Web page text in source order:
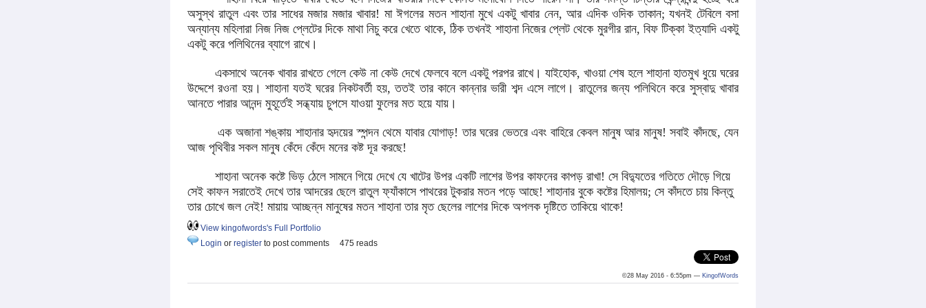
অসুস্থ রাতুল এবং তার সাধের মজার মজার খাবার! মা ঈগলের মতন শাহানা মুখে একটু খাবার নেন, আর এদিক ওদিক তাকান; যখনই টেবিলে বসা
অন্যান্য মহিলারা নিজ নিজ প্লেটের দিকে মাথা নিচু করে খেতে থাকে, ঠিক তখনই শাহানা নিজের প্লেট থেকে মুরগীর রান, বিফ টিক্কা ইত্যাদি একটু
একটু করে পলিথিনের ব্যাগে রাখে।
একসাথে অনেক খাবার রাখতে গেলে কেউ না কেউ দেখে ফেলবে বলে একটু পরপর রাখে। যাইহোক, খাওয়া শেষ হলে শাহানা হাতমুখ ধুয়ে ঘরের
উদ্দেশে রওনা হয়। শাহানা যতই ঘরের নিকটবর্তী হয়, ততই তার কানে কান্নার ভারী শব্দ এসে লাগে। রাতুলের জন্য পলিথিনে করে সুস্বাদু খাবার
আনতে পারার আনন্দ মুহূর্তেই সন্ধ্যায় চুপসে যাওয়া ফুলের মত হয়ে যায়।
এক অজানা শঙ্কায় শাহানার হৃদয়ের স্পন্দন থেমে যাবার যোগাড়! তার ঘরের ভেতরে এবং বাহিরে কেবল মানুষ আর মানুষ! সবাই কাঁদছে, যেন
আজ পৃথিবীর সকল মানুষ কেঁদে কেঁদে মনের কষ্ট দূর করছে!
শাহানা অনেক কষ্টে ভিড় ঠেলে সামনে গিয়ে দেখে যে খাটের উপর একটি লাশের উপর কাফনের কাপড় রাখা! সে বিদ্যুতের গতিতে দৌড়ে গিয়ে
সেই কাফন সরাতেই দেখে তার আদরের ছেলে রাতুল ফ্যাঁকাসে পাথরের টুকরার মতন পড়ে আছে! শাহানার বুকে কষ্টের হিমালয়; সে কাঁদতে চায় কিন্তু
তার চোখে জল নেই! মায়ায় আচ্ছন্ন মানুষের মতন শাহানা তার মৃত ছেলের লাশের দিকে অপলক দৃষ্টিতে তাকিয়ে থাকে!
View kingofwords's Full Portfolio
Login or register to post comments 475 reads
©28 May 2016 - 6:55pm — KingofWords